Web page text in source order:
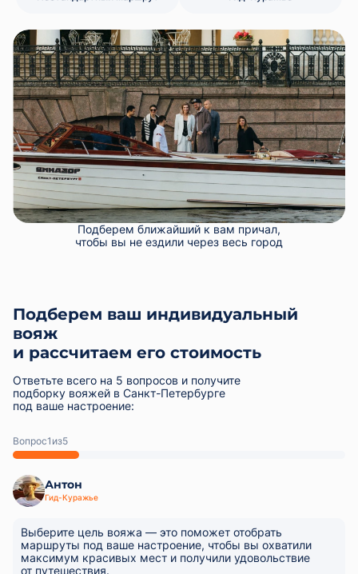
Подберем ближайший к вам причал,
чтобы вы не ездили через весь город
Подберем ваш индивидуальный
вояж
и рассчитаем его стоимость
Ответьте всего на 5 вопросов и получите
подборку вояжей в Санкт-Петербурге
под ваше настроение:
Вопрос из
Антон
Гид-Куражье
Выберите цель вояжа — это поможет отобрать
маршруты под ваше настроение, чтобы вы охватили
максимум красивых мест и получили удовольствие
от путешествия.